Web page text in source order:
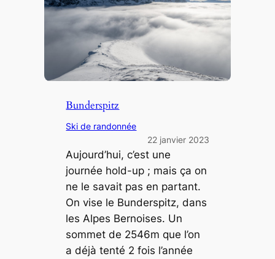
Bunderspitz
Ski de randonnée
22 janvier 2023
Aujourd’hui, c’est une
journée hold-up ; mais ça on
ne le savait pas en partant.
On vise le Bunderspitz, dans
les Alpes Bernoises. Un
sommet de 2546m que l’on
a déjà tenté 2 fois l’année